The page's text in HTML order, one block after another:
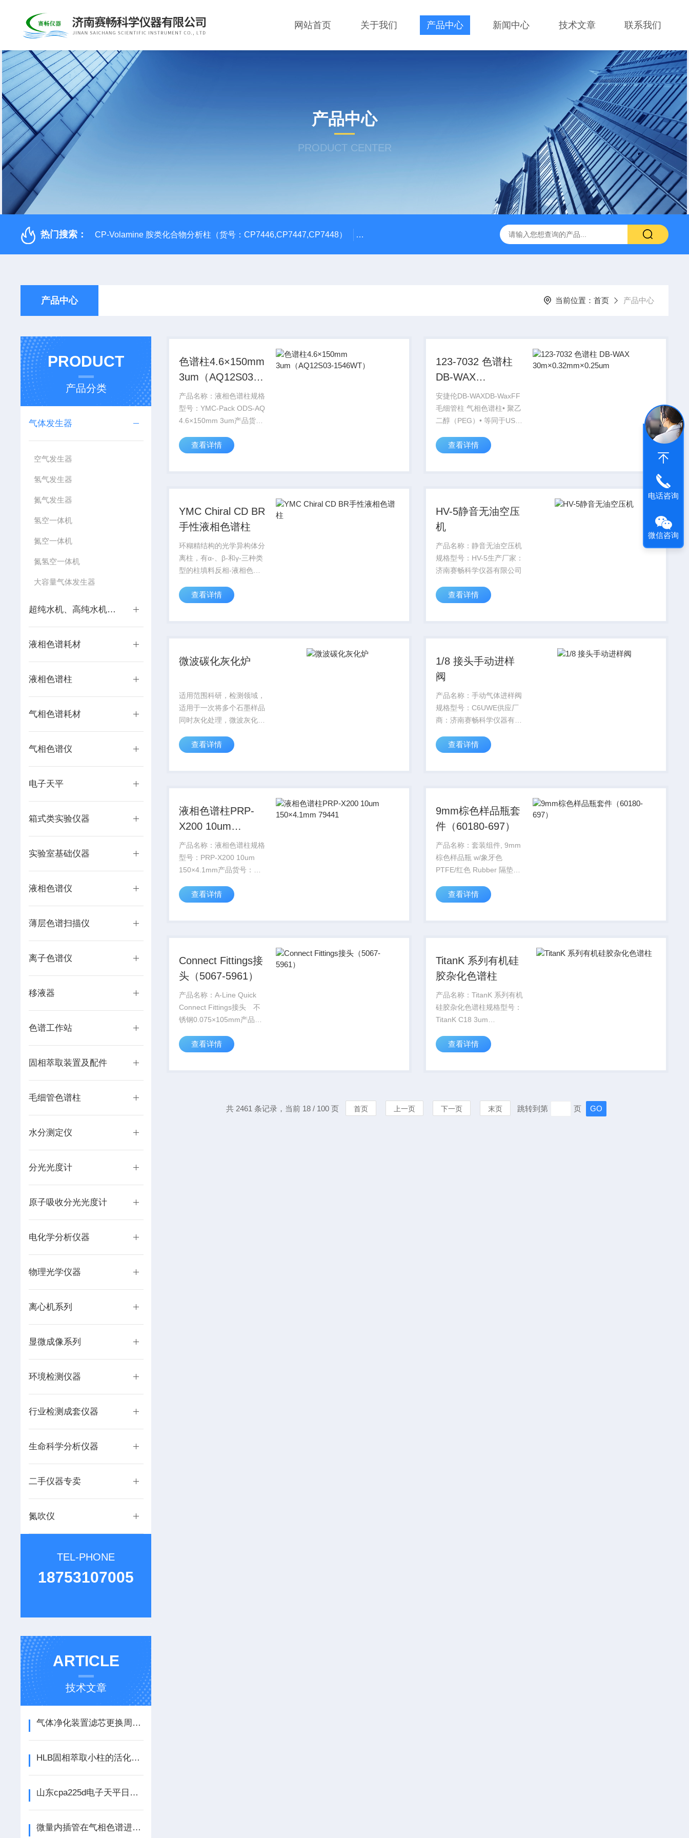
网站首页 关于我们 产品中心 新闻中心 技术文章 联系我们
产品中心
PRODUCT CENTER
热门搜索： CP-Volamine 胺类化合物分析柱（货号：CP7446,CP7447,CP7448） 岛津GL Inertsil ODS-3 4.6*250mm/5um 5020-01732 大连依利特Hypersil ODS2
产品中心 当前位置： 首页 产品中心
PRODUCT
产品分类
气体发生器
空气发生器
氢气发生器
氮气发生器
氢空一体机
氮空一体机
氮氢空一体机
大容量气体发生器
超纯水机、高纯水机系列
液相色谱耗材
液相色谱柱
气相色谱耗材
气相色谱仪
电子天平
箱式类实验仪器
实验室基础仪器
液相色谱仪
薄层色谱扫描仪
离子色谱仪
移液器
色谱工作站
固相萃取装置及配件
毛细管色谱柱
水分测定仪
分光光度计
原子吸收分光光度计
电化学分析仪器
物理光学仪器
离心机系列
显微成像系列
环境检测仪器
行业检测成套仪器
生命科学分析仪器
二手仪器专卖
氮吹仪
TEL-PHONE
18753107005
ARTICLE
技术文章
气体净化装置滤芯更换周期与寿命延长技巧
HLB固相萃取小柱的活化、上样、淋洗与洗脱步骤优化
山东cpa225d电子天平日常维护：清洁称盘、水平调节与长期停用保养
微量内插管在气相色谱进样技术中的应用原理与优势分析
色谱柱4.6×150mm
3um（AQ12S03-
1546WT）
产品名称：液相色谱柱规格
型号：YMC-Pack ODS-AQ
4.6×150mm 3um产品货
应厂商：济南赛畅科学仪器
查看详情
123-7032 色谱柱
DB-WAX
30m×0.32mm×0.25um
安捷伦DB-WAXDB-WaxFF
毛细管柱 气相色谱柱• 聚乙
二醇（PEG）• 等同于USP
的温度下限是当前所有键合
以改...
查看详情
YMC Chiral CD BR
手性液相色谱柱
环糊精结构的光学异构体分
离柱，有α-、β-和γ-三种类
型的柱填料反相-液相色谱
12nm （120Å）；适用pH
体和结构异构体...
查看详情
HV-5静音无油空压
机
产品名称：静音无油空压机
规格型号：HV-5生产厂家：
济南赛畅科学仪器有限公司
查看详情
微波碳化灰化炉
适用范围科研，检测领域，
适用于一次将多个石墨样品
同时灰化处理，微波灰化可
化灰化，改善了传统人工炭
作，也适用于炭材料，以及
查看详情
1/8 接头手动进样
阀
产品名称：手动气体进样阀
规格型号：C6UWE供应厂
商：济南赛畅科学仪器有限
查看详情
液相色谱柱PRP-
X200 10um
150×4.1mm 79441
产品名称：液相色谱柱规格
型号：PRP-X200 10um
150×4.1mm产品货号：
查看详情
9mm棕色样品瓶套
件（60180-697）
产品名称：套装组件, 9mm
棕色样品瓶 w/象牙色
PTFE/红色 Rubber 隔垫包
60180-697品牌｜厂商：热
仪器有限公司座落于历史悠
查看详情
Connect Fittings接
头（5067-5961）
产品名称：A-Line Quick
Connect Fittings接头 不
锈钢0.075×105mm产品货
商：安捷伦｜Agilent 目前
查看详情
TitanK 系列有机硅
胶杂化色谱柱
产品名称：TitanK 系列有机
硅胶杂化色谱柱规格型号：
TitanK C18 3um
化色谱柱产品货号：FMF-
菲罗门｜Phen...
查看详情
共 2461 条记录，当前 18 / 100 页 首页 上一页 下一页 末页 跳转到第 页
电话咨询
微信咨询